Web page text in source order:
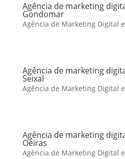
Agência de marketing
Gondomar
Agência de Marketing Digital
Agência de marketing
Seixal
Agência de Marketing Digital
Agência de marketing
Oeiras
Agência de Marketing Digital